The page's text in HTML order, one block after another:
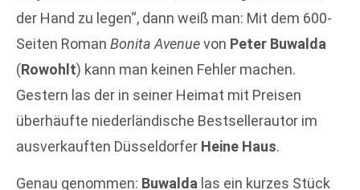
der Hand zu legen“, dann weiß man: Mit dem 600-
Seiten Roman Bonita Avenuevon Peter Buwalda
(Rowohlt) kann man keinen Fehler machen.
Gestern las der in seiner Heimat mit Preisen
überhäufte niederländische Bestsellerautor im
ausverkauften Düsseldorfer Heine Haus.
Genau genommen: Buwalda las ein kurzes Stück